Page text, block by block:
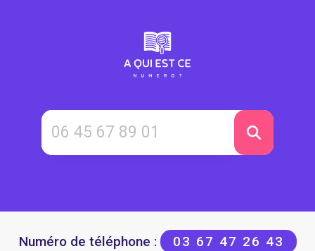
Numéro de téléphone : 03 67 47 26 43